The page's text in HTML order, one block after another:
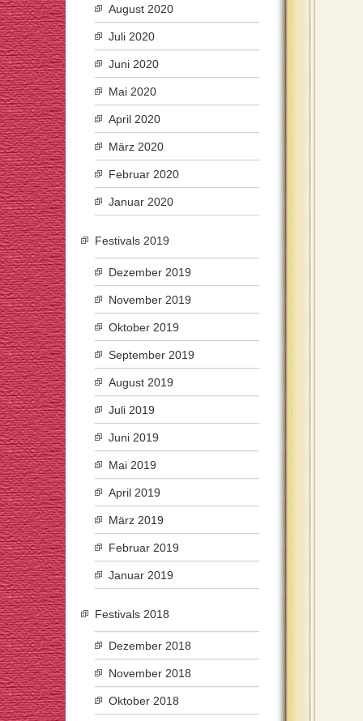
August 2020
Juli 2020
Juni 2020
Mai 2020
April 2020
März 2020
Februar 2020
Januar 2020
Festivals 2019
Dezember 2019
November 2019
Oktober 2019
September 2019
August 2019
Juli 2019
Juni 2019
Mai 2019
April 2019
März 2019
Februar 2019
Januar 2019
Festivals 2018
Dezember 2018
November 2018
Oktober 2018